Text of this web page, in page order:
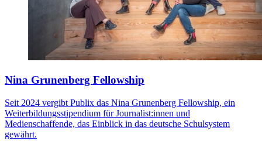
Nina Grunenberg Fellowship
Seit 2024 vergibt Publix das Nina Grunenberg Fellowship, ein
Weiterbildungsstipendium für Journalist:innen und
Medienschaffende, das Einblick in das deutsche Schulsystem
gewährt.